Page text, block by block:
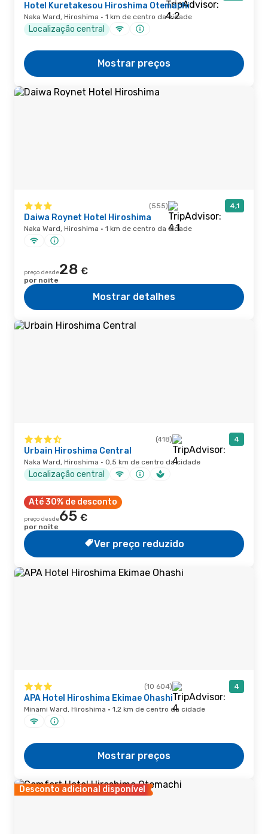
Hotel Kuretakesou Hiroshima Otemachi
Naka Ward, Hiroshima · 1 km de centro da cidade
Localização central
Mostrar preços
(555) 4,1
Daiwa Roynet Hotel Hiroshima
Naka Ward, Hiroshima · 1 km de centro da cidade
preço desde28 €
por noite
Mostrar detalhes
(418) 4
Urbain Hiroshima Central
Naka Ward, Hiroshima · 0,5 km de centro da cidade
Localização central
Até 30% de desconto
preço desde65 €
por noite
Ver preço reduzido
(10 604) 4
APA Hotel Hiroshima Ekimae Ohashi
Minami Ward, Hiroshima · 1,2 km de centro da cidade
Mostrar preços
Desconto adicional disponível